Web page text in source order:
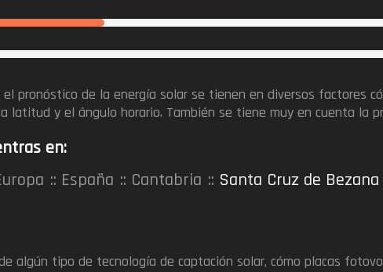
el pronóstico de la energía solar se tienen en diversos factores
latitud y el ángulo horario. También se tiene muy en cuenta la
en:
España Cantabria Santa Cruz de Bezana
algún tipo de tecnología de captación solar, cómo placas